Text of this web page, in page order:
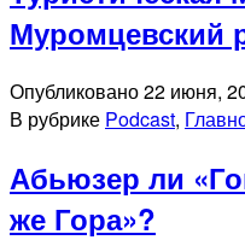
Муромцевский
Опубликовано22 июня,
В рубрике Podcast,
Абьюзер ли
же Гора»?